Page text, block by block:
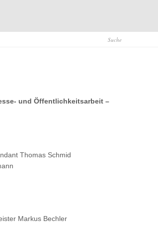
und Öffentlichkeitsarbeit –
Thomas Schmid
Markus Bechler